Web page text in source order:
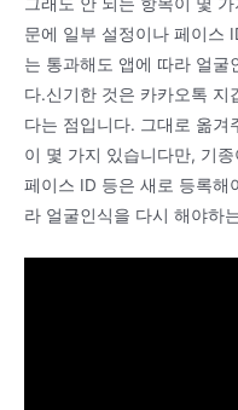
문에 일부 설정이나 페이스
는 통과해도 앱에 따라 얼굴
다.신기한 것은 카카오톡 지
다는 점입니다. 그대로 옮겨
이 몇 가지 있습니다만, 기
페이스 ID 등은 새로 등록해
라 얼굴인식을 다시 해야하